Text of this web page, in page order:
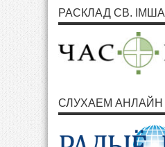
РАСКЛАД СВ.
СЛУХАЕМ АНЛАЙН